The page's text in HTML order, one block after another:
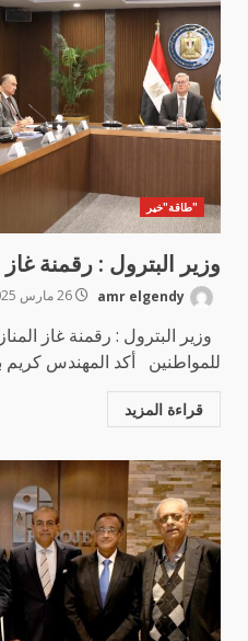
"طاقة"خير
وزير البترول : رقمنة غاز
وزير البترول : رقمنة غاز
للمواطنين أكد المهندس كريم
قراءة المزيد